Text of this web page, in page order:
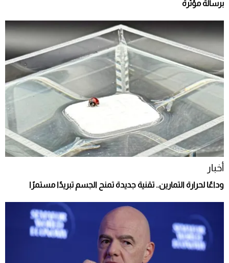
برسالة مؤثرة
أخبار
وداعًا لحرارة التمارين.. تقنية جديدة تمنح الجسم تبريدًا مستمرًا